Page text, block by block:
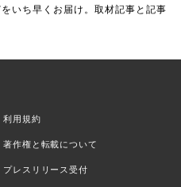
いち早くお届け。取材記事と記事
利用規約
著作権と転載について
プレスリリース受付